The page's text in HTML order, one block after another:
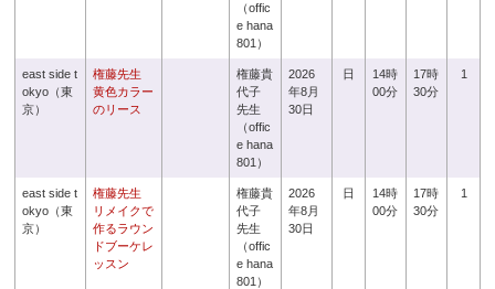
（offic
e hana
801）
east side t
okyo（東
京）
権藤先生
黄色カラー
のリース
権藤貴
代子
先生
（offic
e hana
801）
2026
年8月
30日
日
14時
00分
17時
30分
1
east side t
okyo（東
京）
権藤先生
リメイクで
作るラウン
ドブーケレ
ッスン
権藤貴
代子
先生
（offic
e hana
801）
2026
年8月
30日
日
14時
00分
17時
30分
1